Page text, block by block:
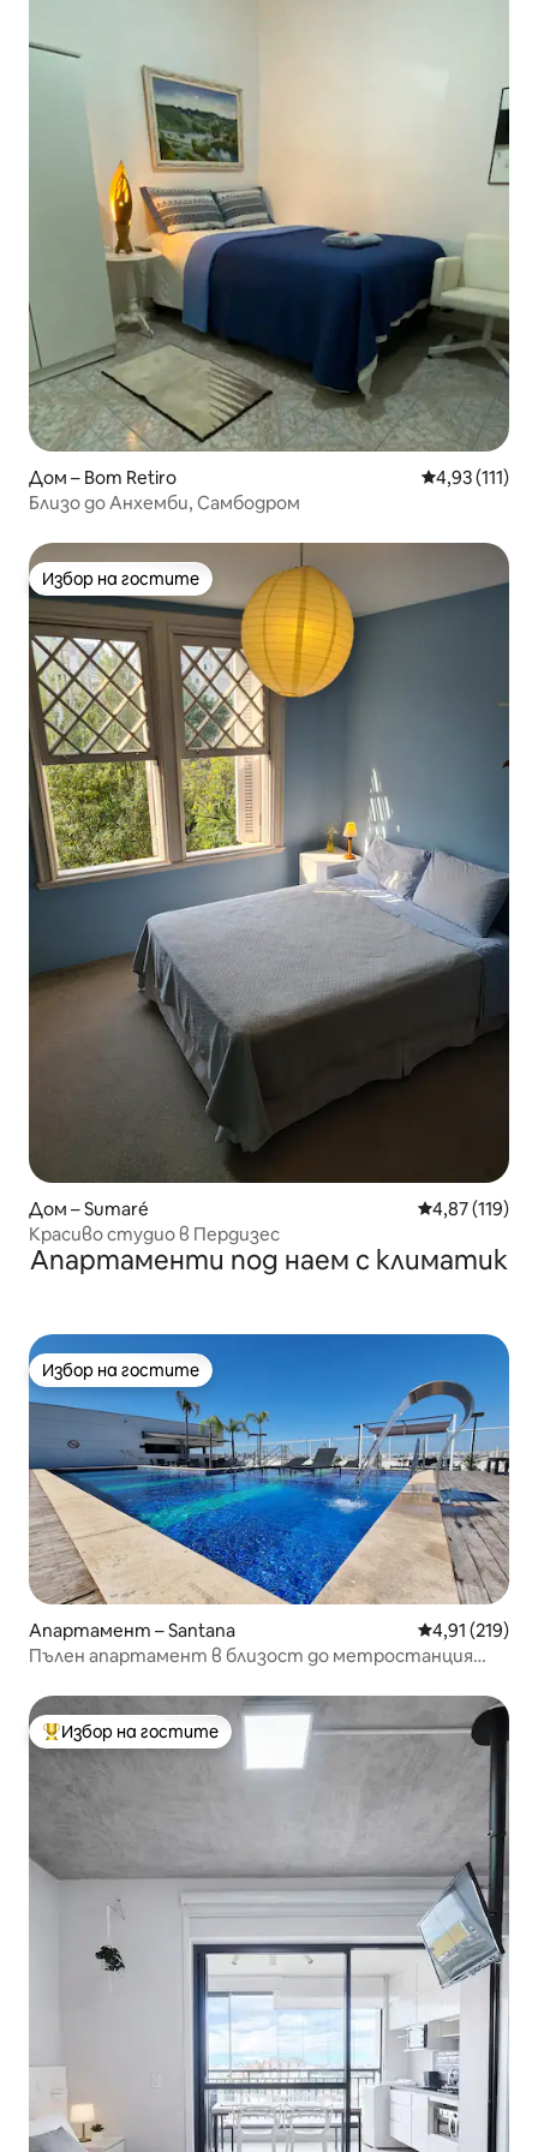
Дом – Bom Retiro Средна
4,93 (111)
Близо до Анхемби, Самбодром
Избор на гостите
Избор на гостите
Дом – Sumaré Средна
4,87 (119)
Красиво студио в Пердизес
Апартаменти под наем с климатик
Избор на гостите
Избор на гостите
Апартамент – Santana Средна
4,91 (219)
Пълен апартамент в близост до метростанция
Най-популярен избор на гостите
Избор на гостите